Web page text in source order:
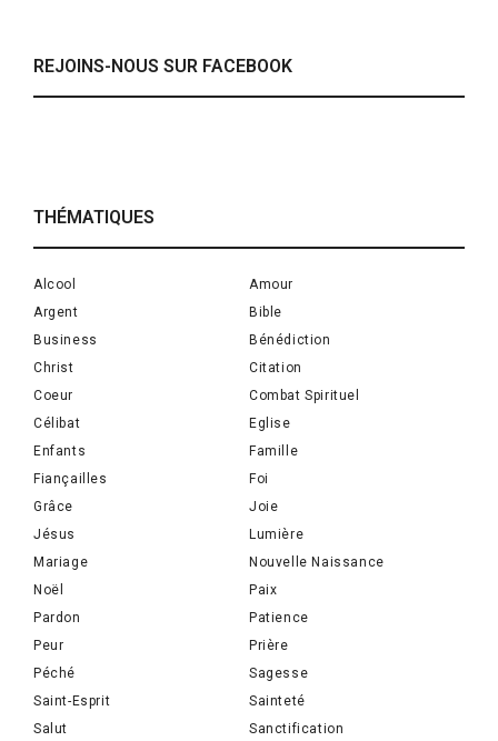
REJOINS-NOUS SUR FACEBOOK
THÉMATIQUES
Alcool
Amour
Argent
Bible
Business
Bénédiction
Christ
Citation
Coeur
Combat Spirituel
Célibat
Eglise
Enfants
Famille
Fiançailles
Foi
Grâce
Joie
Jésus
Lumière
Mariage
Nouvelle Naissance
Noël
Paix
Pardon
Patience
Peur
Prière
Péché
Sagesse
Saint-Esprit
Sainteté
Salut
Sanctification